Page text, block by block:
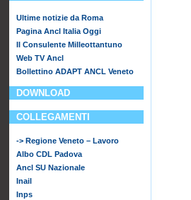
Ultime notizie da Roma
Pagina Ancl Italia Oggi
Il Consulente Milleottantuno
Web TV Ancl
Bollettino ADAPT ANCL Veneto
DOWNLOAD
COLLEGAMENTI
-> Regione Veneto – Lavoro
Albo CDL Padova
Ancl SU Nazionale
Inail
Inps